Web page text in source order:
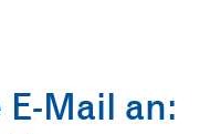
Mail an: